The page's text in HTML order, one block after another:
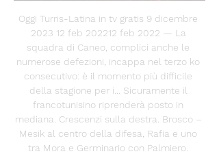
Oggi Turris-Latina in tv gratis 9 dicembre
2023 12 feb 202212 feb 2022 — La
squadra di Caneo, complici anche le
numerose defezioni, incappa nel terzo ko
consecutivo: è il momento più difficile
della stagione per i... Sicuramente il
francotunisino riprenderà posto in
mediana. Crescenzi sulla destra. Brosco –
Mesik al centro della difesa, Rafia e uno
tra Mora e Germinario con Palmiero.